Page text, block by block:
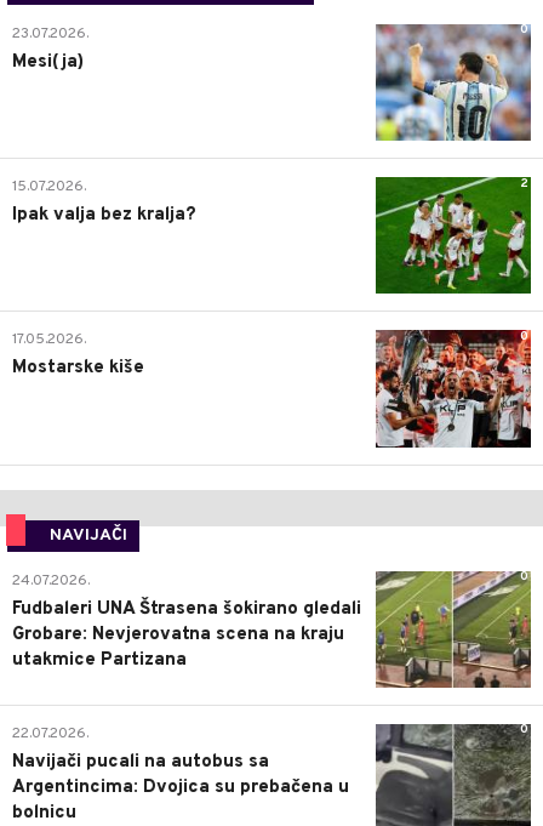
0
23.07.2026.
Mesi(ja)
2
15.07.2026.
Ipak valja bez kralja?
0
17.05.2026.
Mostarske kiše
NAVIJAČI
0
24.07.2026.
Fudbaleri UNA Štrasena šokirano gledali
Grobare: Nevjerovatna scena na kraju
utakmice Partizana
0
22.07.2026.
Navijači pucali na autobus sa
Argentincima: Dvojica su prebačena u
bolnicu